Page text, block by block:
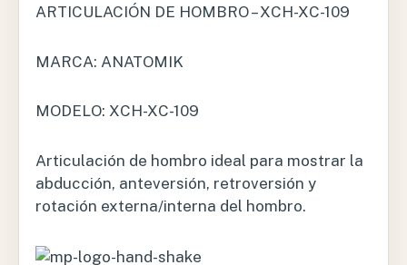
ARTICULACIÓN DE HOMBRO – XCH-XC-109
MARCA: ANATOMIK
MODELO: XCH-XC-109
Articulación de hombro ideal para mostrar la
abducción, anteversión, retroversión y
rotación externa/interna del hombro.